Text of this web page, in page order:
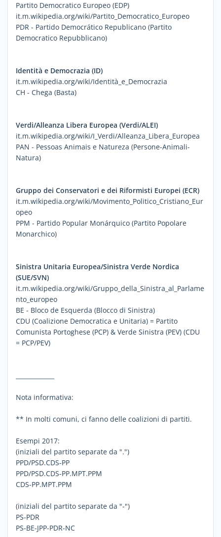
Partito Democratico Europeo (EDP)
it.m.wikipedia.org/wiki/Partito_Democratico_Europeo
PDR - Partido Democrático Republicano (Partito
Democratico Repubblicano)
Identità e Democrazia (ID)
it.m.wikipedia.org/wiki/Identità_e_Democrazia
CH - Chega (Basta)
Verdi/Alleanza Libera Europea (Verdi/ALEI)
it.m.wikipedia.org/wiki/I_Verdi/Alleanza_Libera_Europea
PAN - Pessoas Animais e Natureza (Persone-Animali-
Natura)
Gruppo dei Conservatori e dei Riformisti Europei (ECR)
it.m.wikipedia.org/wiki/Movimento_Politico_Cristiano_Eur
opeo
PPM - Partido Popular Monárquico (Partito Popolare
Monarchico)
Sinistra Unitaria Europea/Sinistra Verde Nordica
(SUE/SVN)
it.m.wikipedia.org/wiki/Gruppo_della_Sinistra_al_Parlame
nto_europeo
BE - Bloco de Esquerda (Blocco di Sinistra)
CDU (Coalizione Democratica e Unitaria) = Partito
Comunista Portoghese (PCP) & Verde Sinistra (PEV) (CDU
= PCP/PEV)
Nota informativa:
** In molti comuni, ci fanno delle coalizioni di partiti.
Esempi 2017:
(iniziali del partito separate da ".")
PPD/PSD.CDS-PP
PPD/PSD.CDS-PP.MPT.PPM
CDS-PP.MPT.PPM
(iniziali del partito separate da "-")
PS-PDR
PS-BE-JPP-PDR-NC